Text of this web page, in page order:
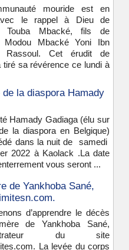
mouride est en
le rappel à Dieu de
Touba Mbacké, fils de
Modou Mbacké Yoni Ibn
Rassoul. Cet érudit de
tiré sa révérence ce lundi à
la diaspora Hamady
Hamady Gadiaga (élu sur
la diaspora en Belgique)
dans la nuit de samedi
2022 à Kaolack .La date
vous seront ...
de Yankhoba Sané,
d’apprendre le décès
de Yankhoba Sané,
du site
La levée du corps